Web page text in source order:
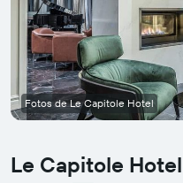
Le Capitole Hotel
Fotos de Le Capitole Hotel